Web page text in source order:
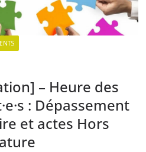
– Heure des
: Dépassement
et actes Hors